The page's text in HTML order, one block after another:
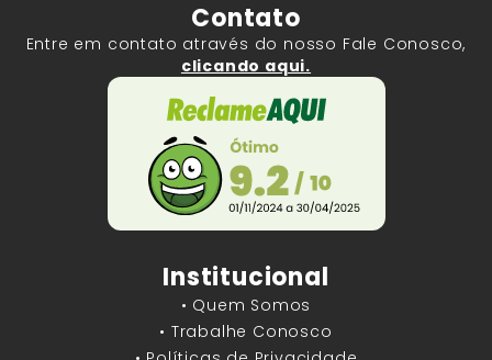
Contato
Entre em contato através do nosso Fale Conosco,
clicando aqui.
Institucional
• Quem Somos
• Trabalhe Conosco